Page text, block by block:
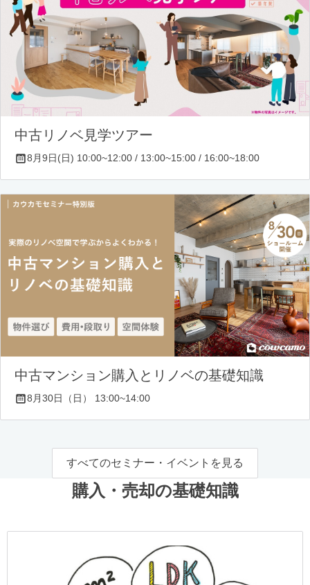
中古リノベ見学ツアー
8月9日(日) 10:00~12:00 / 13:00~15:00 / 16:00~18:00
中古マンション購入とリノベの基礎知識
8月30日（日） 13:00~14:00
すべてのセミナー・イベントを見る
購入・売却の基礎知識